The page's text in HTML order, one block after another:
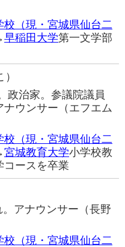
（現・宮城県仙台二
早稲田大学第一文学部
政治家。参議院議員
ナウンサー（エフエム
（現・宮城県仙台二
宮城教育大学小学校教
コースを卒業
アナウンサー（長野
（現・宮城県仙台二